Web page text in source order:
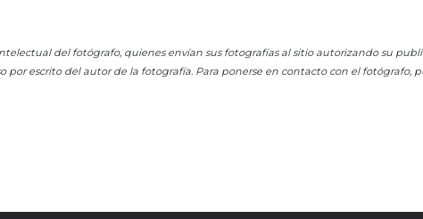
del fotógrafo, quienes envían sus fotografías al sitio autorizando su
escrito del autor de la fotografía. Para ponerse en contacto con el fotógrafo,